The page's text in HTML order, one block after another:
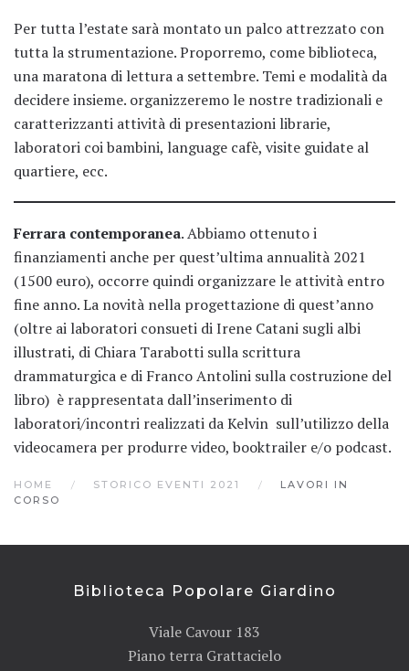
Per tutta l’estate sarà montato un palco attrezzato con
tutta la strumentazione. Proporremo, come biblioteca,
una maratona di lettura a settembre. Temi e modalità da
decidere insieme. organizzeremo le nostre tradizionali e
caratterizzanti attività di presentazioni librarie,
laboratori coi bambini, language cafè, visite guidate al
quartiere, ecc.
Ferrara contemporanea. Abbiamo ottenuto i
finanziamenti anche per quest’ultima annualità 2021
(1500 euro), occorre quindi organizzare le attività entro
fine anno. La novità nella progettazione di quest’anno
(oltre ai laboratori consueti di Irene Catani sugli albi
illustrati, di Chiara Tarabotti sulla scrittura
drammaturgica e di Franco Antolini sulla costruzione del
libro) è rappresentata dall’inserimento di
laboratori/incontri realizzati da Kelvin sull’utilizzo della
videocamera per produrre video, booktrailer e/o podcast.
HOME STORICO EVENTI 2021
LAVORI IN
CORSO
Biblioteca Popolare Giardino
Viale Cavour 183
Piano terra Grattacielo